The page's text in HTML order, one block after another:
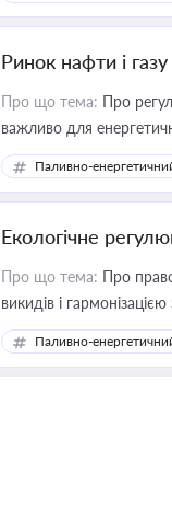
Ринок нафти і газу
Про що тема: Про
важливо для
Паливно-
Екологічне
Про що тема: Про
викидів і
Паливно-